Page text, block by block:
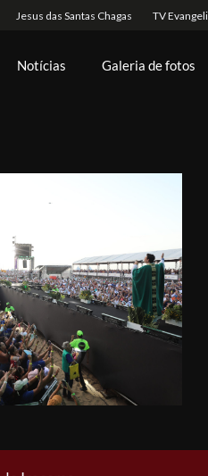
Notícias Galeria de fotos